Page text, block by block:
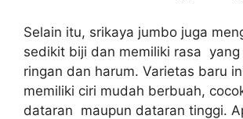
Selain itu, srikaya jumbo juga
sedikit biji dan memiliki rasa yang
ringan dan harum. Varietas baru
memiliki ciri mudah berbuah,
dataran maupun dataran tinggi.